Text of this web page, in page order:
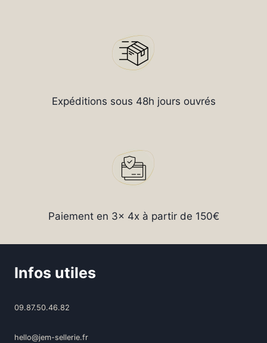
Expéditions sous 48h jours ouvrés
Paiement en 3x 4x à partir de 150€
Infos utiles
09.87.50.46.82
hello@jem-sellerie.fr